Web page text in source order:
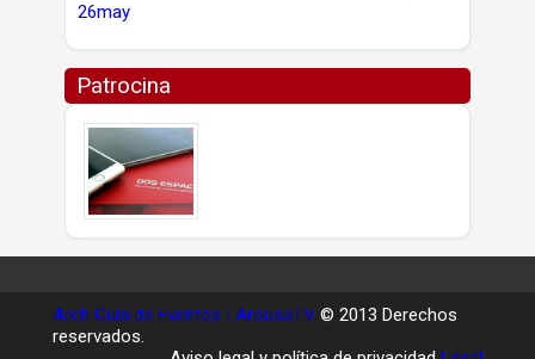
26may
Patrocina
Arch Guía de Eventos | ArousaTV © 2013 Derechos
reservados.